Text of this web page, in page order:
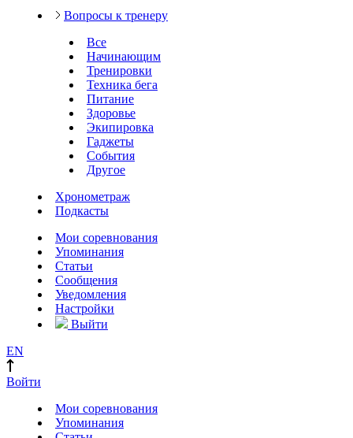
Вопросы к тренеру
Все
Начинающим
Тренировки
Техника бега
Питание
Здоровье
Экипировка
Гаджеты
События
Другое
Хронометраж
Подкасты
Мои соревнования
Упоминания
Статьи
Сообщения
Уведомления
Настройки
Выйти
EN
Войти
Мои соревнования
Упоминания